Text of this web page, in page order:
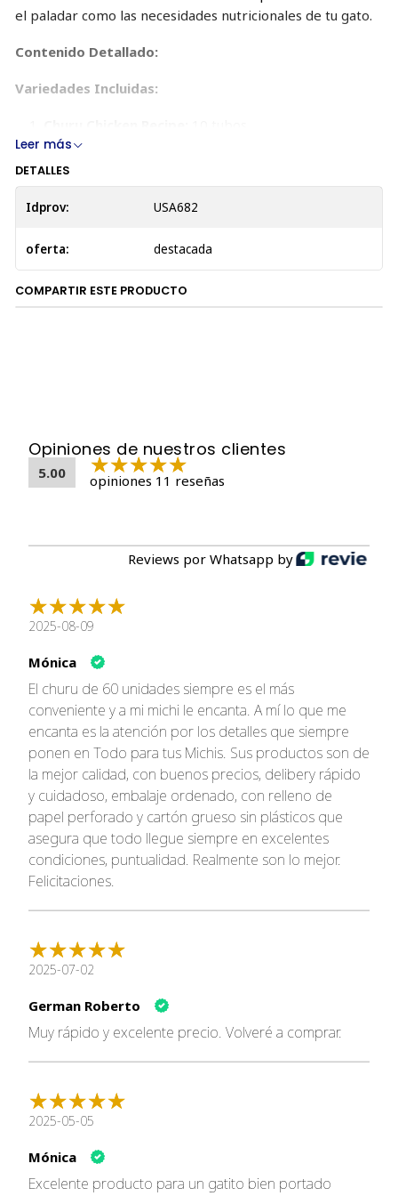
el paladar como las necesidades nutricionales de tu gato.
Contenido Detallado:
Variedades Incluidas:
naturales, sabor de ostión natural, goma guar,
taurina, suplemento de vitamina E, extracto de
Beneficios: Proporciona proteínas magras
esenciales para el desarrollo muscular y la
energía.
Churu Chicken with Scallop Recipe:10 tubos
salud del sistema digestivo.
Churu Chicken with Cheese Recipe:
guar, taurina, suplemento de vitamina E, extracto
Beneficios: Contiene calcio y proteínas de alta
calidad para huesos fuertes y músculos
Churu Chicken with Beef Recipe:
Ingredientes: Agua, pollo, almidón de tapioca,
vacuno, sabores naturales, sabor natural a pollo,
goma guar, suplemento de vitamina E, taurina,
extracto de té verde.
Beneficios: Aporta proteínas y nutrientes
esenciales para mantener la vitalidad y el
bienestar general.
Churu Chicken with Salmon Recipe:10 tubos
Ingredientes: Agua, pollo, almidón de tapioca,
taurina, extracto de té verde.
Beneficios: Rico en ácidos grasos omega-3 para
Churu Chicken with Cheese & Beef Recipe:
a pollo, goma guar, suplemento de vitamina E,
taurina, extracto de té verde.
promueve una alimentación variada y
equilibrada.
Leer más
DETALLES
Idprov: USA682
oferta: destacada
COMPARTIR ESTE PRODUCTO
Opiniones de nuestros clientes
5.00 opiniones 11 reseñas
Reviews por Whatsapp by
2025-08-09
Mónica
El churu de 60 unidades siempre es el más
conveniente y a mi michi le encanta. A mí lo que me
encanta es la atención por los detalles que siempre
ponen en Todo para tus Michis. Sus productos son de
la mejor calidad, con buenos precios, delibery rápido
y cuidadoso, embalaje ordenado, con relleno de
papel perforado y cartón grueso sin plásticos que
asegura que todo llegue siempre en excelentes
condiciones, puntualidad. Realmente son lo mejor.
Felicitaciones.
2025-07-02
German Roberto
Muy rápido y excelente precio. Volveré a comprar.
2025-05-05
Mónica
Excelente producto para un gatito bien portado